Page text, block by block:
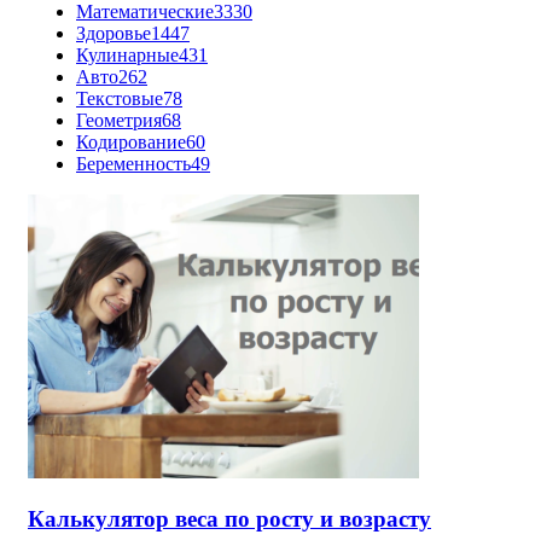
Математические3330
Здоровье1447
Кулинарные431
Авто262
Текстовые78
Геометрия68
Кодирование60
Беременность49
Калькулятор веса по росту и возрасту